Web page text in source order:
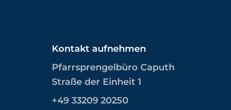
Kontakt aufnehmen
Pfarrsprengelbüro Caputh
Straße der Einheit 1
+49 33209 20250